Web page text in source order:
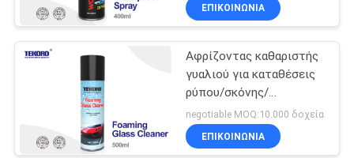
ΈΛΕΓΧΟΣ
ΠΟΙΌΤΗΤΑΣ
ΕΠΙΚΟΙΝΩΝΉΣΤΕ
ΜΑΣ
Χρώμα ψεκασμού
γκράφιτι
λεκέ ανθεκτικούς
ΕΠΙΚΟΙΝΩΝΊΑ
Αφρίζοντας καθαριστής
γυαλιού για καταθέσεις
ρύπου/σκόνης/
δακτυλικών
αποτυπωμάτων/
ελαφριάς ομίχλης
negotiable MOQ:10.000 δοχεία
ΕΠΙΚΟΙΝΩΝΊΑ